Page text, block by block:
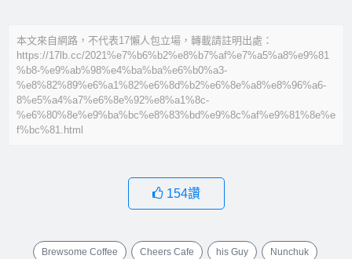
本文來自網路，不代表17懶人包立場，轉載請註明出處：
https://17lb.cc/2021%e7%b6%b2%e8%b7%af%e7%a5%a8%e9%81
%b8-%e9%ab%98%e4%ba%ba%e6%b0%a3-
%e8%82%89%e6%a1%82%e6%8d%b2%e6%8e%a8%e8%96%a6-
8%e5%a4%a7%e6%8e%92%e8%a1%8c-
%e6%80%8e%e9%ba%bc%e8%83%bd%e9%8c%af%e9%81%8e%e
f%bc%81.html
154讚
Brewsome Coffee Cheers Cafe his Guy Nunchuk